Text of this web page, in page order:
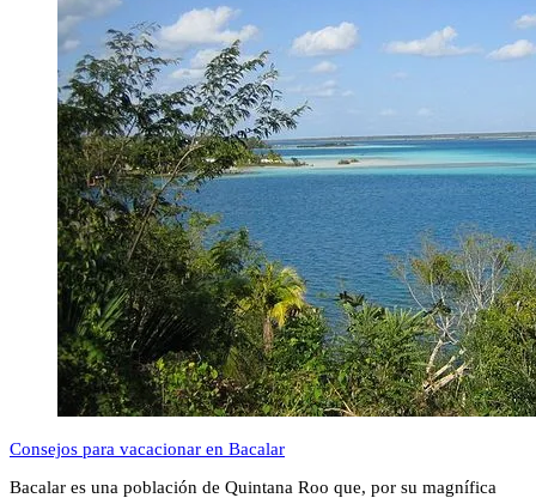
Consejos para vacacionar en Bacalar
Bacalar es una población de Quintana Roo que, por su magnífica